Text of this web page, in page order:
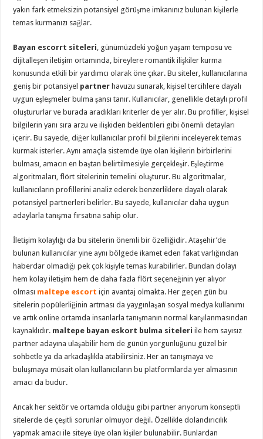
yakın fark etmeksizin potansiyel görüşme imkanınız bulunan kişilerle
temas kurmanızı sağlar.
Bayan escorrt siteleri , günümüzdeki yoğun yaşam temposu ve
dijitalleşen iletişim ortamında, bireylere romantik ilişkiler kurma
konusunda etkili bir yardımcı olarak öne çıkar. Bu siteler, kullanıcılarına
geniş bir potansiyel partner havuzu sunarak, kişisel tercihlere dayalı
uygun eşleşmeler bulma şansı tanır. Kullanıcılar, genellikle detaylı profil
oluştururlar ve burada aradıkları kriterler de yer alır. Bu profiller, kişisel
bilgilerin yanı sıra arzu ve ilişkiden beklentileri gibi önemli detayları
içerir. Bu sayede, diğer kullanıcılar profil bilgilerini inceleyerek temas
kurmak isterler. Aynı amaçla sistemde üye olan kişilerin birbirlerini
bulması, amacın en baştan belirtilmesiyle gerçekleşir. Eşleştirme
algoritmaları, flört sitelerinin temelini oluşturur. Bu algoritmalar,
kullanıcıların profillerini analiz ederek benzerliklere dayalı olarak
potansiyel partnerleri belirler. Bu sayede, kullanıcılar daha uygun
adaylarla tanışma fırsatına sahip olur.
İletişim kolaylığı da bu sitelerin önemli bir özelliğidir. Ataşehir’de
bulunan kullanıcılar yine aynı bölgede ikamet eden fakat varlığından
haberdar olmadığı pek çok kişiyle temas kurabilirler. Bundan dolayı
hem kolay iletişim hem de daha fazla flört seçeneğinin yer alıyor
olması maltepe escort için avantaj olmakta. Her geçen gün bu
sitelerin popülerliğinin artması da yaygınlaşan sosyal medya kullanımı
ve artık online ortamda insanlarla tanışmanın normal karşılanmasından
kaynaklıdır. maltepe bayan eskort bulma siteleri ile hem sayısız
partner adayına ulaşabilir hem de günün yorgunluğunu güzel bir
sohbetle ya da arkadaşlıkla atabilirsiniz. Her an tanışmaya ve
buluşmaya müsait olan kullanıcıların bu platformlarda yer almasının
amacı da budur.
Ancak her sektör ve ortamda olduğu gibi partner arıyorum konseptli
sitelerde de çeşitli sorunlar olmuyor değil. Özellikle dolandırıcılık
yapmak amacı ile siteye üye olan kişiler bulunabilir. Bunlardan